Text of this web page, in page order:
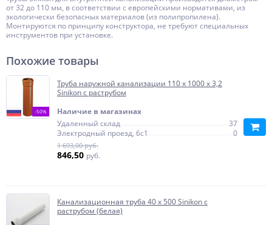
от 32 до 110 мм, в соответствии с европейскими нормативами, из
экологически безопасных материалов (из полипропилена).
Монтируются по принципу конструктора, не требуют специальных
инструментов при установке.
Похожие товары
-50%
Труба наружной канализации 110 х 1000 х 3,2
Sinikon с раструбом
Наличие в магазинах
Удаленный склад
37
Электродный проезд, 6с1
0
1 693,00 руб.
846,50 руб.
Канализационная труба 40 х 500 Sinikon с
раструбом (белая)